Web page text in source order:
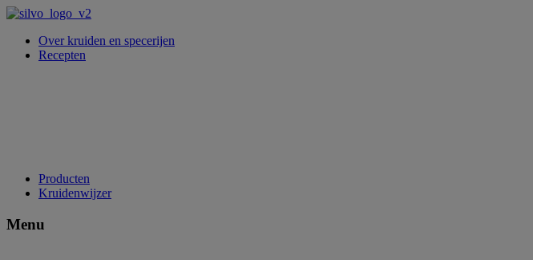
Over kruiden en specerijen
Recepten
Producten
Kruidenwijzer
Menu